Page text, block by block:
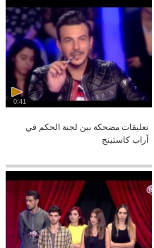
0:41
تعليقات مضحكة بين لجنة الحكم في
آراب كاستينج